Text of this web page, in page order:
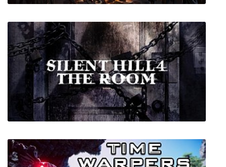
This is the President